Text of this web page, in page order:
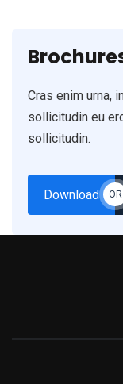
Cras enim urna,
sollicitudin eu
sollicitudin.
Download OR